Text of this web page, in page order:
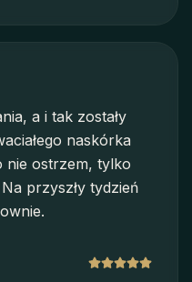
a i tak zostały
naskórka
nie ostrzem, tylko
przyszły tydzień